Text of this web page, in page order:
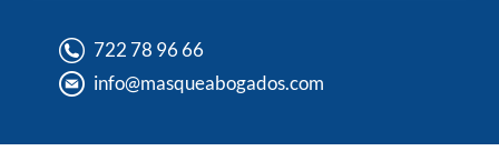
722 78 96 66
info@masqueabogados.com